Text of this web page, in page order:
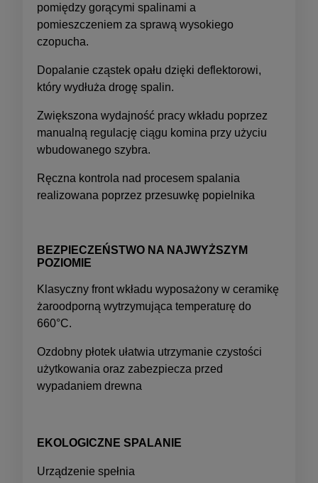
pomiędzy gorącymi spalinami a
pomieszczeniem za sprawą wysokiego
czopucha.
Dopalanie cząstek opału dzięki deflektorowi,
który wydłuża drogę spalin.
Zwiększona wydajność pracy wkładu poprzez
manualną regulację ciągu komina przy użyciu
wbudowanego szybra.
Ręczna kontrola nad procesem spalania
realizowana poprzez przesuwkę popielnika
BEZPIECZEŃSTWO NA NAJWYŻSZYM
POZIOMIE
Klasyczny front wkładu wyposażony w ceramikę
żaroodporną wytrzymująca temperaturę do
660°C.
Ozdobny płotek ułatwia utrzymanie czystości
użytkowania oraz zabezpiecza przed
wypadaniem drewna
EKOLOGICZNE SPALANIE
Urządzenie spełnia